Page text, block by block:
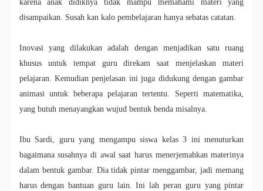
karena anak didiknya tidak mampu memahami materi yang
disampaikan. Susah kan kalo pembelajaran hanya sebatas catatan.
Inovasi yang dilakukan adalah dengan menjadikan satu ruang
khusus untuk tempat guru direkam saat menjelaskan materi
pelajaran. Kemudian penjelasan ini juga didukung dengan gambar
animasi untuk beberapa pelajaran tertentu. Seperti matematika,
yang butuh menayangkan wujud bentuk benda misalnya.
Ibu Sardi, guru yang mengampu siswa kelas 3 ini menuturkan
bagaimana susahnya di awal saat harus menerjemahkan materinya
dalam bentuk gambar. Dia tidak pintar menggambar, jadi memang
harus dengan bantuan guru lain. Ini lah peran guru yang pintar